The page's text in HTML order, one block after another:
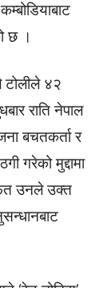
छ ।
टोलीले ४२
राति नेपाल
बचतकर्ता र
गरेको मुद्दामा
उनले उक्त